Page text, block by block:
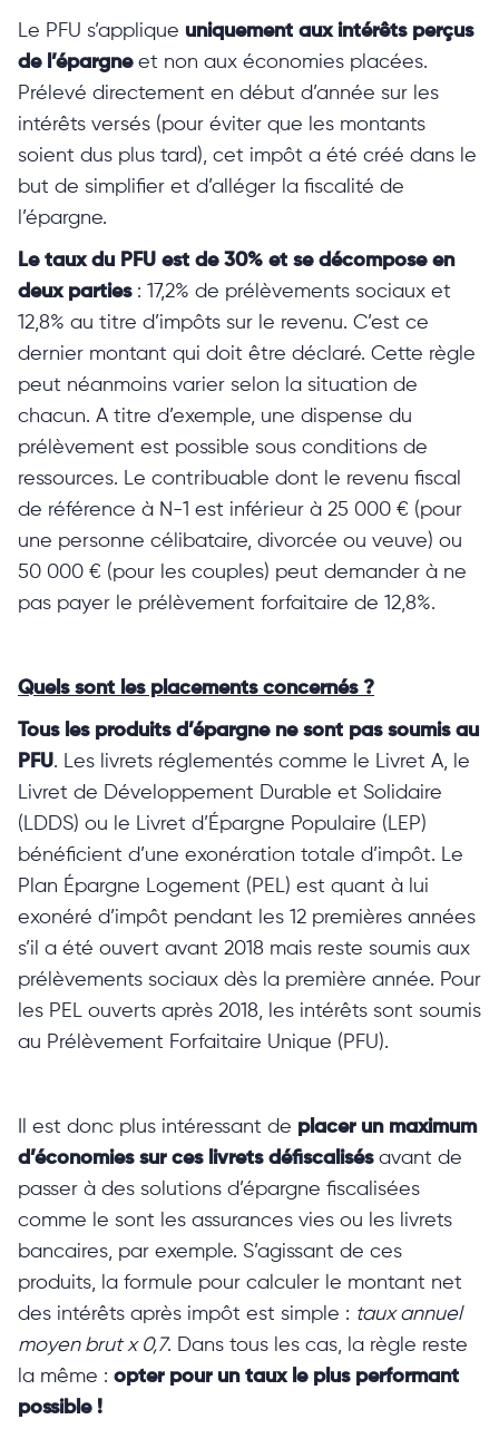
Le PFU s’applique uniquement aux intérêts perçus
de l’épargneet non aux économies placées.
Prélevé directement en début d’année sur les
intérêts versés (pour éviter que les montants
soient dus plus tard), cet impôt a été créé dans le
but de simplifier et d’alléger la fiscalité de
l’épargne.
Le taux du PFU est de 30% et se décompose en
deux parties: 17,2% de prélèvements sociaux et
12,8% au titre d’impôts sur le revenu. C’est ce
dernier montant qui doit être déclaré. Cette règle
peut néanmoins varier selon la situation de
chacun. A titre d’exemple, une dispense du
prélèvement est possible sous conditions de
ressources. Le contribuable dont le revenu fiscal
de référence à N-1 est inférieur à 25 000 € (pour
une personne célibataire, divorcée ou veuve) ou
50 000 € (pour les couples) peut demander à ne
pas payer le prélèvement forfaitaire de 12,8%.
Quels sont les placements concernés ?
Tous les produits d’épargne ne sont pas soumis au
PFU. Les livrets réglementés comme le Livret A, le
Livret de Développement Durable et Solidaire
(LDDS) ou le Livret d’Épargne Populaire (LEP)
bénéficient d’une exonération totale d’impôt. Le
Plan Épargne Logement (PEL) est quant à lui
exonéré d’impôt pendant les 12 premières années
s’il a été ouvert avant 2018 mais reste soumis aux
prélèvements sociaux dès la première année. Pour
les PEL ouverts après 2018, les intérêts sont soumis
au Prélèvement Forfaitaire Unique (PFU).
Il est donc plus intéressant de placer un maximum
d’économies sur ces livrets défiscalisésavant de
passer à des solutions d’épargne fiscalisées
comme le sont les assurances vies ou les livrets
bancaires, par exemple. S’agissant de ces
produits, la formule pour calculer le montant net
des intérêts après impôt est simple : taux annuel
moyen brut x 0,7. Dans tous les cas, la règle reste
la même : opter pour un taux le plus performant
possible !